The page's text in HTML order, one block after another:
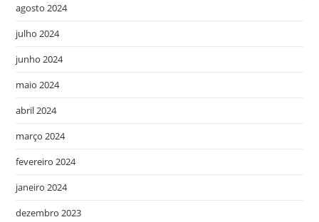
agosto 2024
julho 2024
junho 2024
maio 2024
abril 2024
março 2024
fevereiro 2024
janeiro 2024
dezembro 2023